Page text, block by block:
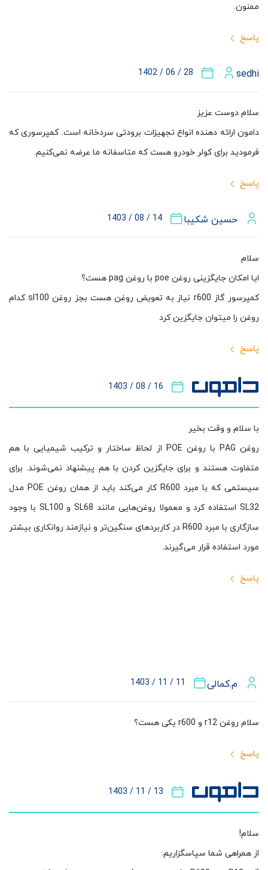
پاسخ
ممنون.
sedhi
28 / 06 / 1402
پاسخ
سلام دوست عزیز
دامون ارائه دهنده انواع تجهیزات برودتی سردخانه است. کمپرسوری که
فرمودید برای کولر خودرو هست که متاسفانه ما عرضه نمی‌کنیم.
حسین شکیبا 14 / 08 / 1403
پاسخ
سلام
ایا امکان جایگزینی روغن poe با روغن pag هست؟
کمپرسور گاز r600 نیاز به تعویض روغن هست بجز روغن sl100 کدام
روغن را میتوان جایگزین کرد
16 / 08 / 1403
پاسخ
با سلام و وقت بخیر
روغن PAG با روغن POE از لحاظ ساختار و ترکیب شیمیایی با هم
متفاوت هستند و برای جایگزین کردن با هم پیشنهاد نمی‌شوند. برای
سیستمی که با مبرد R600 کار می‌کند باید از همان روغن POE مدل
SL32 استفاده کرد و معمولا روغن‌هایی مانند SL68 و SL100 با وجود
سازگاری با مبرد R600 در کاربردهای سنگین‌تر و نیازمند روانکاری بیشتر
مورد استفاده قرار می‌گیرند.
م.کمالی 11 / 11 / 1403
پاسخ
سلام روغن r12 و r600 یکی هست؟
13 / 11 / 1403
سلام!
از همراهی شما سپاسگزاریم.